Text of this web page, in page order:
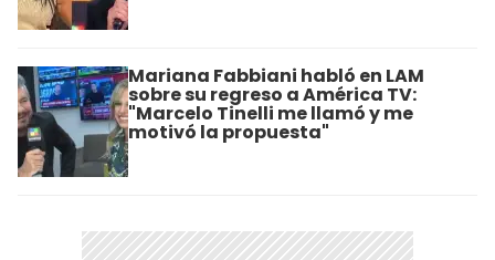
Mariana Fabbiani habló en LAM
sobre su regreso a América TV:
"Marcelo Tinelli me llamó y me
motivó la propuesta"